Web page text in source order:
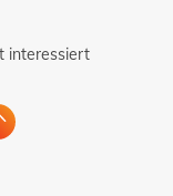
interessiert